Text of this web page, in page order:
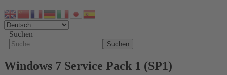
Suchen
Suchen
Windows 7 Service Pack 1 (SP1)